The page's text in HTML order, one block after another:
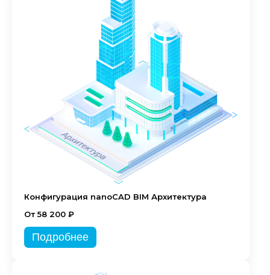
Конфигурация nanoCAD BIM Архитектура
От 58 200 ₽
Подробнее